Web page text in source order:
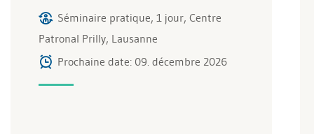
Séminaire pratique, 1 jour, Centre
Patronal Prilly, Lausanne
Prochaine date: 09. décembre 2026